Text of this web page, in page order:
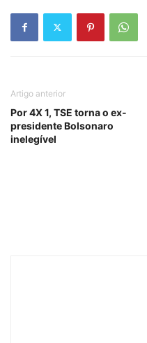
Artigo anterior
Por 4X 1, TSE torna o ex-
presidente Bolsonaro
inelegível